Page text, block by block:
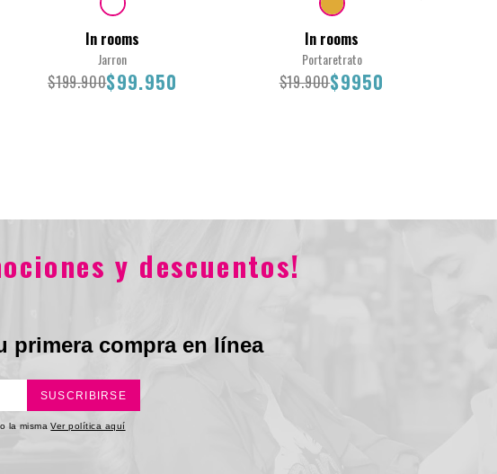
In rooms
Jarron
$199.900$99.950
$199.900$99.950
In rooms
Portaretrato
$19.900$9950
y descuentos!
primera compra en línea
SUSCRIBIRSE
la misma Ver política aquí